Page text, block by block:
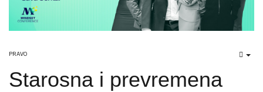
PRAVO
Starosna i prevremena